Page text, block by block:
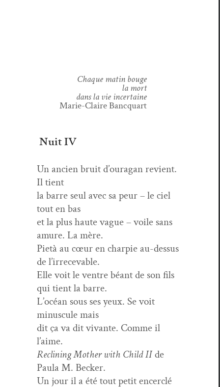
Chaque matin bouge
la mort
dans la vie incertaine
Marie-Claire Banc­quart
Nuit IV
Un ancien bruit d’ouragan revient.
Il tient
la barre seul avec sa peur – le ciel
tout en bas
et la plus haute vague – voile sans
amure. La mère.
Pietà au cœur en charpie au-dessus
de l’irrecevable.
Elle voit le ven­tre béant de son fils
qui tient la barre.
L’océan sous ses yeux. Se voit
minus­cule mais
dit ça va dit vivante. Comme il
l’aime.
Reclin­ing Moth­er with Child IIde
Paula M. Becker.
Un jour il a été tout petit encer­clé